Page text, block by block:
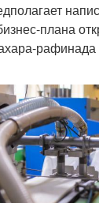
плана
рафинада